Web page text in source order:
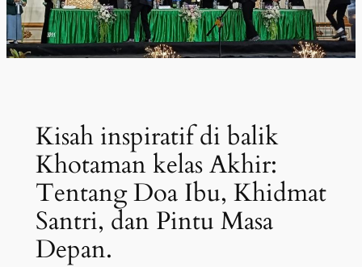
Kisah inspiratif di balik
Khotaman kelas Akhir:
Tentang Doa Ibu, Khidmat
Santri, dan Pintu Masa
Depan.